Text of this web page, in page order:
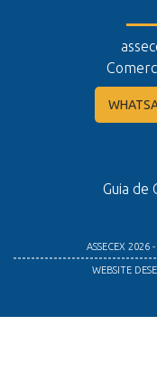
Guia de
ASSECEX 2026
WEBSITE